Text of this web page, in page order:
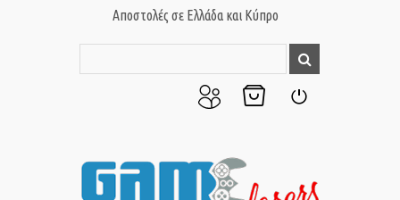
Αποστολές σε Ελλάδα και Κύπρο
μου